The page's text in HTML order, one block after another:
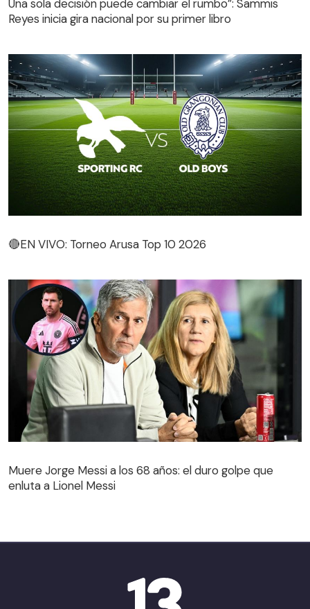
Una sola decisión puede cambiar el rumbo”: Sammis
Reyes inicia gira nacional por su primer libro
🔴EN VIVO: Torneo Arusa Top 10 2026
Muere Jorge Messi a los 68 años: el duro golpe que
enluta a Lionel Messi